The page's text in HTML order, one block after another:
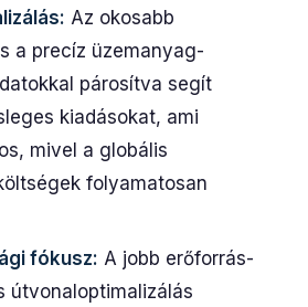
Az okosabb
a precíz üzemanyag-
párosítva segít
kiadásokat, ami
mivel a globális
folyamatosan
fókusz: A jobb erőforrás-
útvonaloptimalizálás